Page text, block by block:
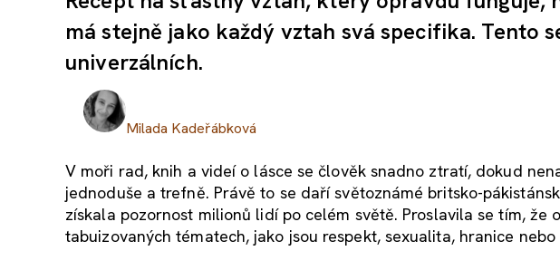
má stejně jako každý vztah svá specifika. Tento
univerzálních.
Milada Kadeřábková
V moři rad, knih a videí o lásce se člověk snadno ztratí, dokud
jednoduše a trefně. Právě to se daří světoznámé britsko-
získala pozornost milionů lidí po celém světě. Proslavila se tím, že
tabuizovaných tématech, jako jsou respekt, sexualita, hranice